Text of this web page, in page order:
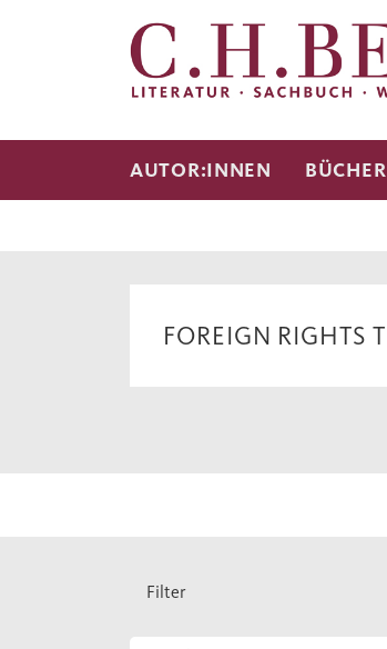
AUTOR:INNEN BÜCHER
FOREIGN RIGHTS
Filter